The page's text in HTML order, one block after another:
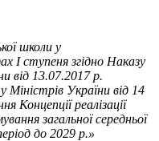
школи у
I ступеня згідно Наказу
від 13.07.2017 р.
України від 14
Концепції реалізації
загальної середньої
до 2029 р.»